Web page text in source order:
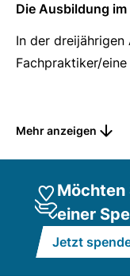
Die Ausbildung
In der dreijährigen
Fachpraktiker/
abwaschen oder
Innenausbau und
Gestalten von
Grundieren und
Türen und
Verlegen von
Mehr anzeigen
Möchten
einer
Jetzt